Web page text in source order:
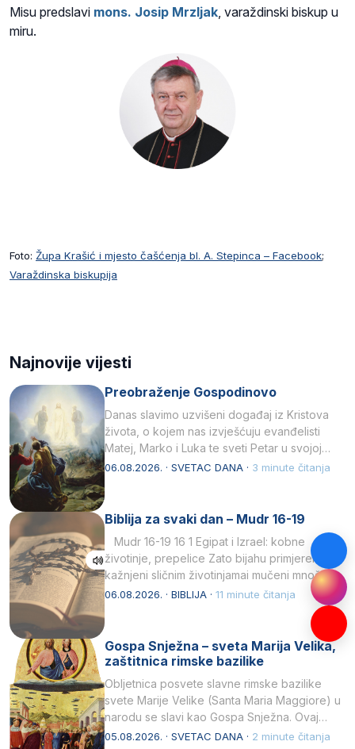
Misu predslavi mons. Josip Mrzljak , varaždinski biskup u
miru.
Foto: Župa Krašić i mjesto čašćenja bl. A. Stepinca – Facebook;
Varaždinska biskupija
Najnovije vijesti
Preobraženje Gospodinovo
Danas slavimo uzvišeni događaj iz Kristova
života, o kojem nas izvješćuju evanđelisti
Matej, Marko i Luka te sveti Petar u svojoj
drugoj…
06.08.2026. · SVETAC DANA · 3 minute čitanja
Biblija za svaki dan – Mudr 16-19
Mudr 16-19 16 1 Egipat i Izrael: kobne
životinje, prepelice Zato bijahu primjereno
kažnjeni sličnim životinjamai mučeni mnoštvom
kukaca.2 A narod…
06.08.2026. · BIBLIJA · 11 minute čitanja
Gospa Snježna – sveta Marija Velika,
zaštitnica rimske bazilike
Obljetnica posvete slavne rimske bazilike
svete Marije Velike (Santa Maria Maggiore) u
narodu se slavi kao Gospa Snježna. Ovaj
naziv, Sancta Maria…
05.08.2026. · SVETAC DANA · 2 minute čitanja